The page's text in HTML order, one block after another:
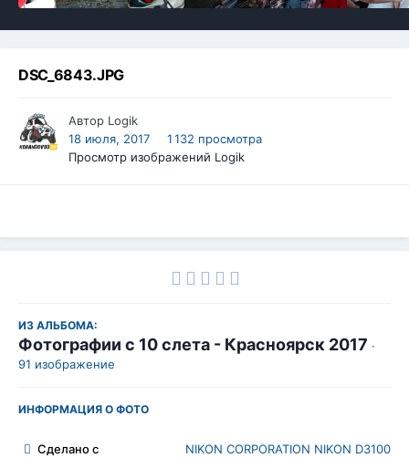
DSC_6843.JPG
Автор Logik
18 июля, 2017
1 132 просмотра
Просмотр изображений Logik
ИЗ АЛЬБОМА:
Фотографии с 10 слета - Красноярск 2017 ·
91 изображение
ИНФОРМАЦИЯ О ФОТО
Сделано с NIKON CORPORATION NIKON D3100